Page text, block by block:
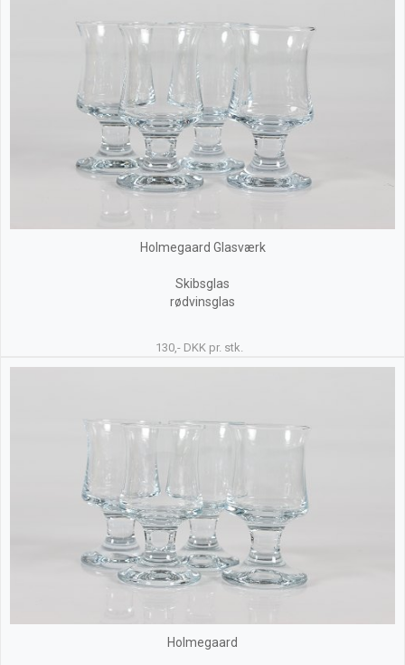
Holmegaard Glasværk
Skibsglas
rødvinsglas
130,- DKK pr. stk.
Holmegaard